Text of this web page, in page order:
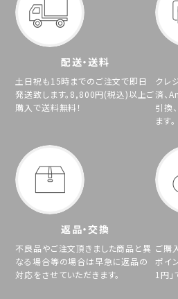
配送・送料
土日祝も15時までのご注文で即日
発送致します。8,800円(税込)以上ご
購入で送料無料！
クレ
済、
引換
ます。
返品・交換
不良品やご注文頂きました商品と異
なる場合等の場合は早急に返品の
対応をさせていただきます。
ご購
ポイ
1円」